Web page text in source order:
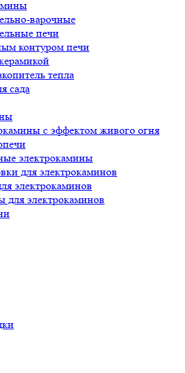
варочные
печи
контуром печи
тепла
сада
с эффектом живого огня
электрокамины
для электрокаминов
электрокаминов
для электрокаминов